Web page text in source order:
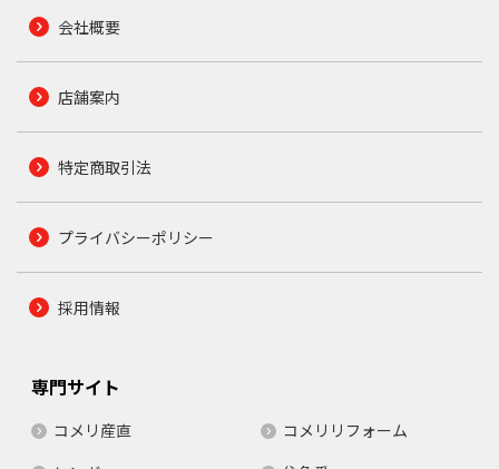
会社概要
店舗案内
特定商取引法
プライバシーポリシー
採用情報
専門サイト
コメリ産直
コメリリフォーム